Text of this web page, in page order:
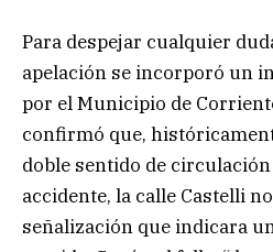
Para despejar cualquier
apelación se incorporó un
por el Municipio de
confirmó que,
doble sentido de
accidente, la calle Castelli
señalización que indicara